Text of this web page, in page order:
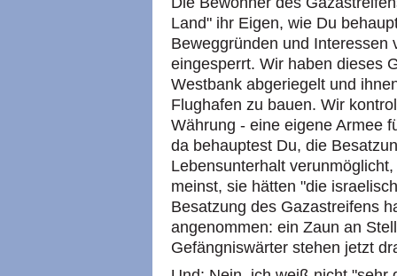
Land" ihr Eigen, wie Du
Beweggründen und Interessen
eingesperrt. Wir haben dieses
Westbank abgeriegelt und
Flughafen zu bauen. Wir
Währung - eine eigene Armee
da behauptest Du, die
Lebensunterhalt
meinst, sie hätten "die
Besatzung des Gazastreifens
angenommen: ein Zaun an
Gefängniswärter stehen jetzt